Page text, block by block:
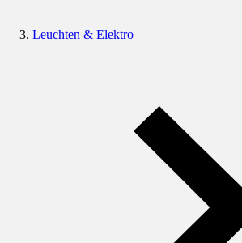
Leuchten & Elektro